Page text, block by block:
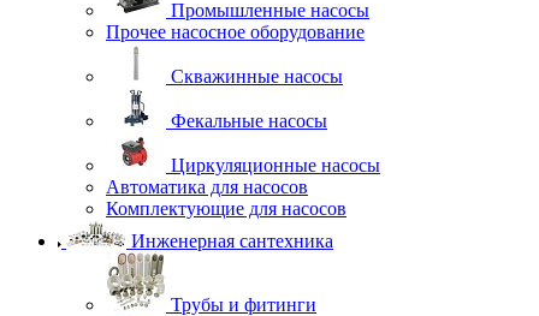
Промышленные насосы
Прочее насосное оборудование
Скважинные насосы
Фекальные насосы
Циркуляционные насосы
Автоматика для насосов
Комплектующие для насосов
Инженерная сантехника
Трубы и фитинги